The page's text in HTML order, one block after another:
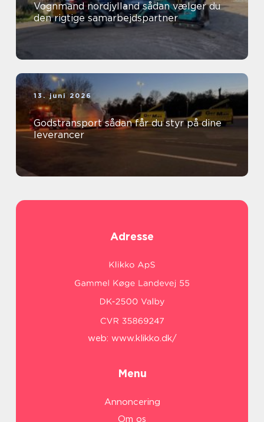
Vognmand nordjylland sådan vælger du
den rigtige samarbejdspartner
13. juni 2026
Godstransport sådan får du styr på dine
leverancer
Adresse
web: www.klikko.dk/
Menu
Annoncering
Om os